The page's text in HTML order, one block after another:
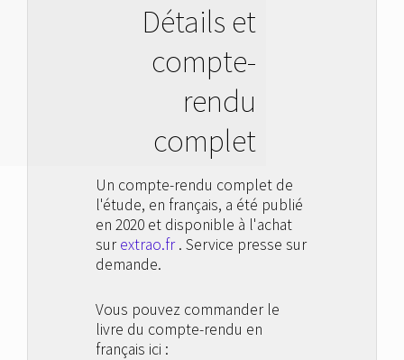
Détails et
compte-
rendu
complet
Un compte-rendu complet de
l'étude, en français, a été publié
en 2020 et disponible à l'achat
surextrao.fr. Service presse sur
demande.
Vous pouvez commander le
livre du compte-rendu en
français ici :